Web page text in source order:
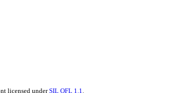
licensed underSIL OFL 1.1